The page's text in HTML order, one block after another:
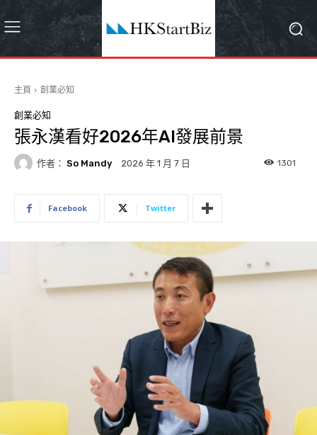
主頁 創業必知
創業必知
張永漢看好2026年AI發展前景
作者： So Mandy 2026 年 1 月 7 日 1301
Facebook Twitter